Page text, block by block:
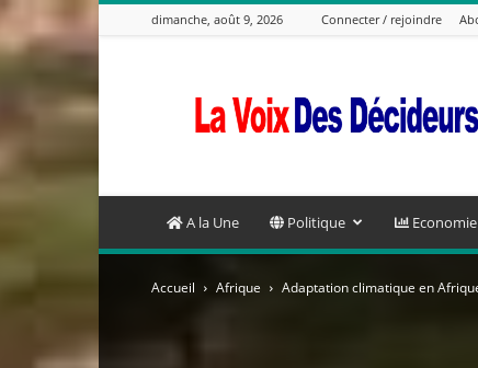
dimanche, août 9, 2026 Connecter / rejoindre
Voix
Des
A la Une Politique Economie
Accueil Afrique Adaptation climatique en